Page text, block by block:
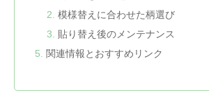
模様替えに合わせた柄選び
貼り替え後のメンテナンス
関連情報とおすすめリンク